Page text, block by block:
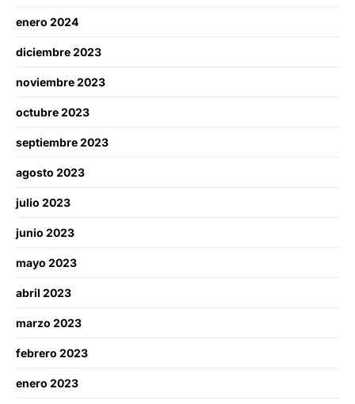
enero 2024
diciembre 2023
noviembre 2023
octubre 2023
septiembre 2023
agosto 2023
julio 2023
junio 2023
mayo 2023
abril 2023
marzo 2023
febrero 2023
enero 2023